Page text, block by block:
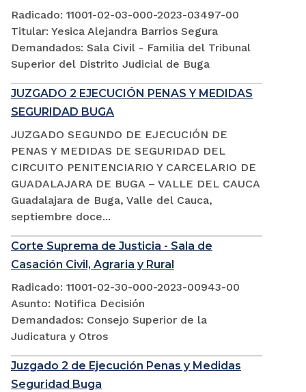
Radicado: 11001-02-03-000-2023-03497-00
Titular: Yesica Alejandra Barrios Segura
Demandados: Sala Civil - Familia del Tribunal
Superior del Distrito Judicial de Buga
JUZGADO 2 EJECUCIÓN PENAS Y MEDIDAS
SEGURIDAD BUGA
JUZGADO SEGUNDO DE EJECUCIÓN DE
PENAS Y MEDIDAS DE SEGURIDAD DEL
CIRCUITO PENITENCIARIO Y CARCELARIO DE
GUADALAJARA DE BUGA – VALLE DEL CAUCA
Guadalajara de Buga, Valle del Cauca,
septiembre doce...
Corte Suprema de Justicia - Sala de
Casación Civil, Agraria y Rural
Radicado: 11001-02-30-000-2023-00943-00
Asunto: Notifica Decisión
Demandados: Consejo Superior de la
Judicatura y Otros
Juzgado 2 de Ejecución Penas y Medidas
Seguridad Buga